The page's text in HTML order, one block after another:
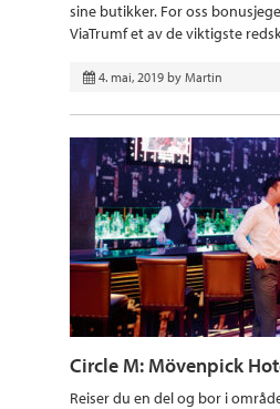
sine butikker. For oss
ViaTrumf et av de viktigste
4. mai, 2019 by Martin
Circle M: Mövenpick
Reiser du en del og bor i